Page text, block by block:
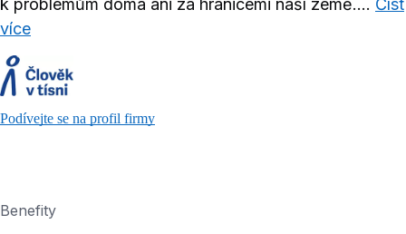
k problémům doma ani za hranicemi naší země.... Číst
více
Podívejte se na profil firmy
Benefity